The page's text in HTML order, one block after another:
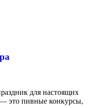
для настоящих
это пивные конкурсы,